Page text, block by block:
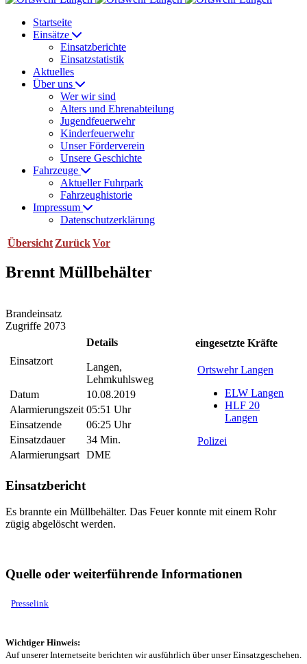
Startseite
Einsätze
Einsatzberichte
Einsatzstatistik
Aktuelles
Über uns
Wer wir sind
Alters und Ehrenabteilung
Jugendfeuerwehr
Kinderfeuerwehr
Unser Förderverein
Unsere Geschichte
Fahrzeuge
Aktueller Fuhrpark
Fahrzeughistorie
Impressum
Datenschutzerklärung
Übersicht ZurückVor
Brennt Müllbehälter
Brandeinsatz
Zugriffe 2073
Einsatzort
Details
Langen,
Lehmkuhlsweg
Datum
10.08.2019
Alarmierungszeit 05:51 Uhr
Einsatzende
06:25 Uhr
Einsatzdauer
34 Min.
Alarmierungsart DME
eingesetzte Kräfte
Ortswehr Langen
ELW Langen
HLF 20
Langen
Polizei
Einsatzbericht
Es brannte ein Müllbehälter. Das Feuer konnte mit einem Rohr
zügig abgelöscht werden.
Quelle oder weiterführende Informationen
Presselink
Wichtiger Hinweis:
Auf unserer Internetseite berichten wir ausführlich über unser Einsatzgeschehen.